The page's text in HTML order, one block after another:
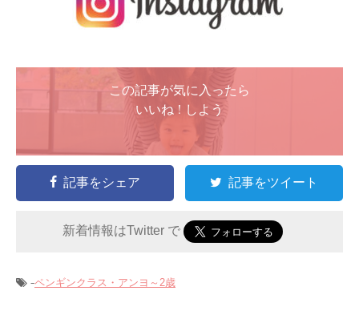
この記事が気に入ったら
いいね ! しよう
記事をシェア 記事をツイート
新着情報はTwitter で
-ペンギンクラス・アンヨ～2歳